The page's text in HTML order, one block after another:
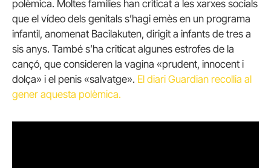
polèmica. Moltes famílies han criticat a les xarxes socials
que el vídeo dels genitals s’hagi emès en un programa
infantil, anomenat Bacilakuten, dirigit a infants de tres a
sis anys. També s’ha criticat algunes estrofes de la
cançó, que consideren la vagina «prudent, innocent i
dolça» i el penis «salvatge». El diari Guardian recollia al
gener aquesta polèmica.